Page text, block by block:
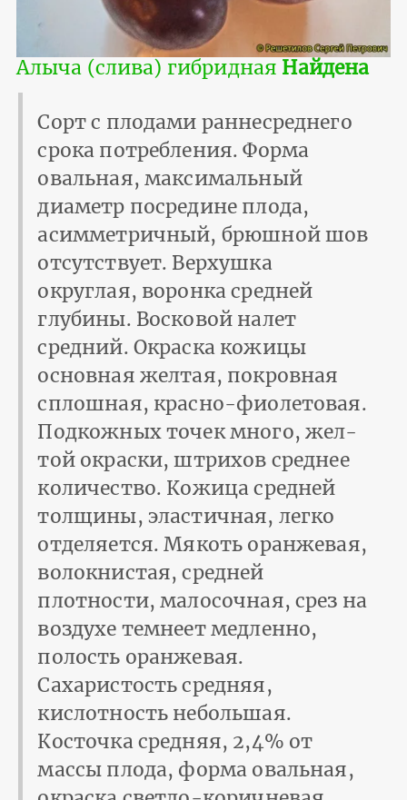
Алыча (слива) гибридная Найдена
Сорт с плодами раннесреднего
срока потребления. Форма
овальная, максимальный
диаметр посредине плода,
асимметричный, брюшной шов
отсутствует. Верхушка
округлая, воронка средней
глубины. Восковой налет
средний. Окраска кожицы
основная желтая, покровная
сплошная, красно-фиолетовая.
Подкожных точек много, жел­
той окраски, штрихов среднее
количество. Кожица средней
толщины, эластичная, легко
отделяется. Мякоть оранжевая,
волокнистая, сред­ней
плотности, малосочная, срез на
воздухе темнеет медленно,
полость оранжевая.
Сахаристость средняя,
кислотность небольшая.
Косточка средняя, 2,4% от
массы плода, форма овальная,